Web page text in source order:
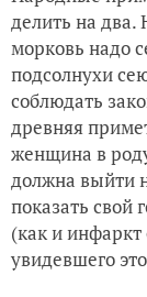
делить на два.
морковь надо
подсолнухи
соблюдать
древняя
женщина в
должна выйти
показать свой
(как и инфаркт
увидевшего